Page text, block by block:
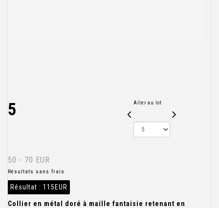
5 Aller au lot
50 - 70 EUR
Résultats sans frais
Résultat : 115EUR
Collier en métal doré à maille fantaisie retenant en